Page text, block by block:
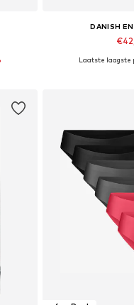
XXL
DANISH
Beschikbare
Laatste laagste